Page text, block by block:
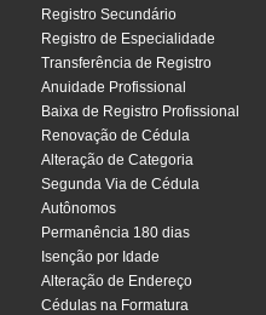
Registro Secundário
Registro de Especialidade
Transferência de Registro
Anuidade Profissional
Baixa de Registro Profissional
Renovação de Cédula
Alteração de Categoria
Segunda Via de Cédula
Autônomos
Permanência 180 dias
Isenção por Idade
Alteração de Endereço
Cédulas na Formatura